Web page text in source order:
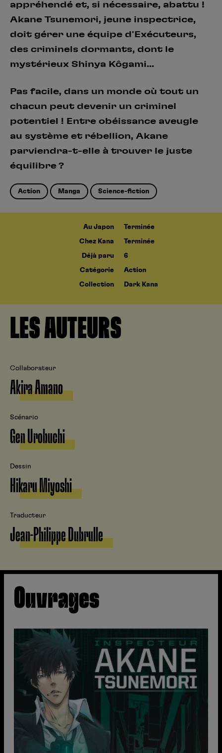
appréhendé et, si nécessaire, abattu !
Akane Tsunemori, jeune inspectrice,
doit gérer une équipe d'Exécuteurs,
des criminels dormants, dont le
mystérieux Shinya Kôgami...
Pas facile, dans un monde où tout un
chacun peut devenir un criminel
potentiel ! Entre obéissance aveugle
au système et rébellion, Akane
parviendra-t-elle à trouver le juste
équilibre ?
Action Manga Science-fiction
Au Japon Terminée
Chez Kana Terminée
Déjà paru 6
Catégorie Action
Collection Dark Kana
LES AUTEURS
Collaborateur
Akira Amano
Scénario
Gen Urobuchi
Dessin
Hikaru Miyoshi
Traducteur
Jean-Philippe Dubrulle
Ouvrages